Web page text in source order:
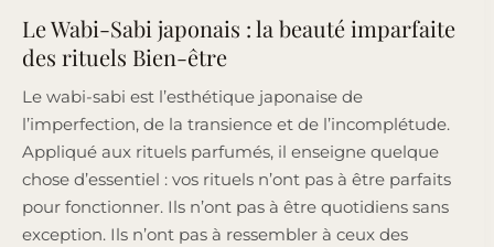
Le Wabi-Sabi japonais : la beauté imparfaite
des rituels Bien-être
Le wabi-sabi est l’esthétique japonaise de
l’imperfection, de la transience et de l’incomplétude.
Appliqué aux rituels parfumés, il enseigne quelque
chose d’essentiel : vos rituels n’ont pas à être parfaits
pour fonctionner. Ils n’ont pas à être quotidiens sans
exception. Ils n’ont pas à ressembler à ceux des